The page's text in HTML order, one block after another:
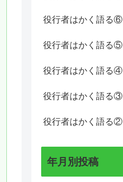
役行者はかく語る⑥
役行者はかく語る⑤
役行者はかく語る④
役行者はかく語る③
役行者はかく語る②
年月別投稿